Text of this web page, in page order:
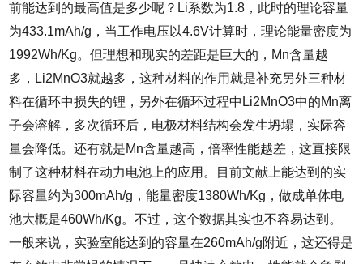
前能达到的最高值是多少呢？Li系数为1.8，此时的理论容量
为433.1mAh/g，当工作电压以4.6V计算时，理论能量密度为
1992Wh/Kg。但理想和现实的差距是巨大的，Mn含量越
多，Li2MnO3就越多，这种材料的作用就是补充另外三种材
料在循环中损失的锂，另外在循环过程中Li2MnO3中的Mn离
子会溶解，多次循环后，电极材料结构会发生坍塌，实际容
量会降低。还有就是Mn含量越高，倍率性能越差，这直接限
制了这种材料在动力电池上的应用。目前文献上能达到的实
际容量约为300mAh/g，能量密度1380Wh/Kg，做成单体电
池大概是460Wh/Kg。不过，这个数据其实也不容易达到。
一般来说，实验室能达到的容量在260mAh/g附近，这还得是